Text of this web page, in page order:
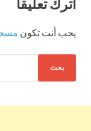
اترك تعليقاً
يجب أنت تكون